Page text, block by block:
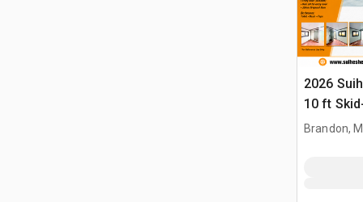
2026
10 ft
Brandon,